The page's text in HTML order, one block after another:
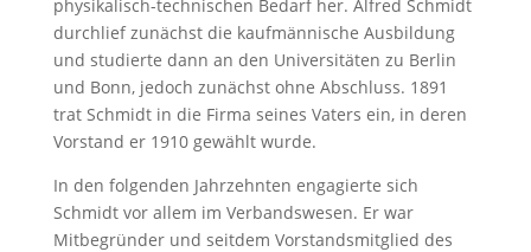
physikalisch-technischen Bedarf her. Alfred Schmidt
durchlief zunächst die kaufmännische Ausbildung
und studierte dann an den Universitäten zu Berlin
und Bonn, jedoch zunächst ohne Abschluss. 1891
trat Schmidt in die Firma seines Vaters ein, in deren
Vorstand er 1910 gewählt wurde.
In den folgenden Jahrzehnten engagierte sich
Schmidt vor allem im Verbandswesen. Er war
Mitbegründer und seitdem Vorstandsmitglied des